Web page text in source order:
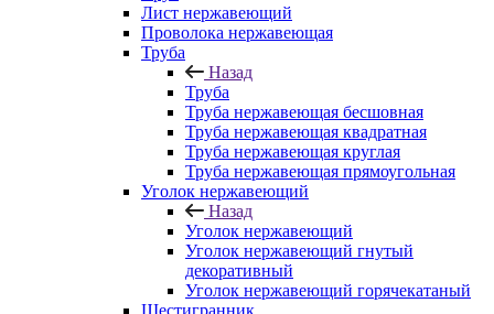
Лист нержавеющий
Проволока нержавеющая
Труба
Назад
Труба
Труба нержавеющая бесшовная
Труба нержавеющая квадратная
Труба нержавеющая круглая
Труба нержавеющая прямоугольная
Уголок нержавеющий
Назад
Уголок нержавеющий
Уголок нержавеющий гнутый
декоративный
Уголок нержавеющий горячекатаный
Шестигранник